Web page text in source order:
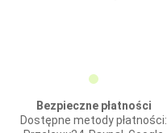
Bezpieczne płatności
Dostępne metody płatności: